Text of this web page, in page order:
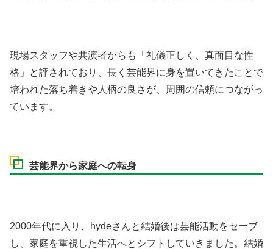
現場スタッフや共演者からも「礼儀正しく、真面目な性
格」と評されており、長く芸能界に身を置いてきたことで
培われた落ち着きや人柄の良さが、周囲の信頼につながっ
ています。
芸能界から家庭への転身
2000年代に入り、hydeさんと結婚後は芸能活動をセーブ
し、家庭を重視した生活へとシフトしていきました。結婚